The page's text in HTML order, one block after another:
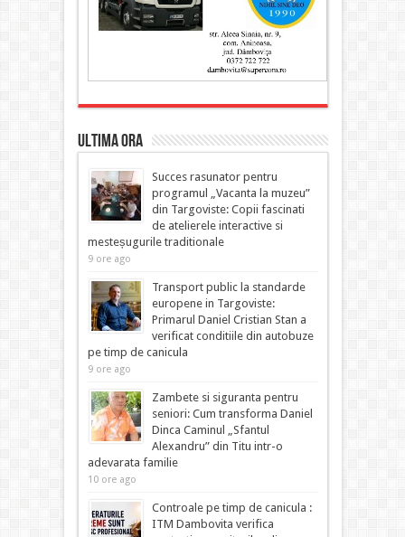
ULTIMA ORA
Succes rasunator pentru
programul „Vacanta la muzeu”
din Targoviste: Copii fascinati
de atelierele interactive si
mesteșugurile traditionale
9 ore ago
Transport public la standarde
europene in Targoviste:
Primarul Daniel Cristian Stan a
verificat conditiile din autobuze
pe timp de canicula
9 ore ago
Zambete si siguranta pentru
seniori: Cum transforma Daniel
Dinca Caminul „Sfantul
Alexandru” din Titu intr-o
adevarata familie
10 ore ago
Controale pe timp de canicula :
ITM Dambovita verifica